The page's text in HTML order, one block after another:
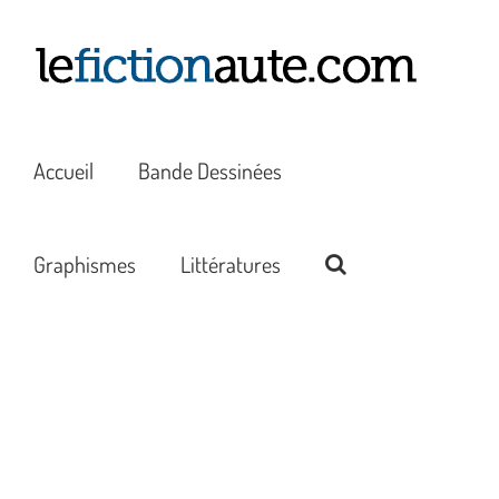
contenu
Accueil Bande Dessinées
Graphismes Littératures